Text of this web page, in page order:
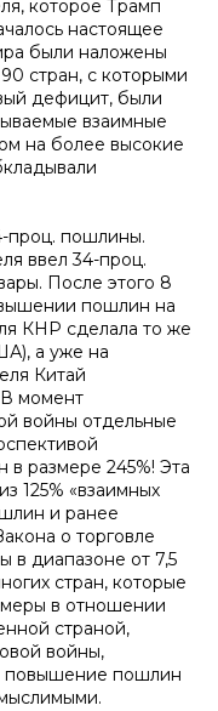
которое Трамп
настоящее
были наложены
стран, с которыми
дефицит, были
взаимные
на более высокие
проц. пошлины.
ввел 34-проц.
После этого 8
пошлин на
КНР сделала то же
а уже на
Китай
В момент
войны отдельные
размере 245%! Эта
125% «взаимных
и ранее
о торговле
в диапазоне от 7,5
стран, которые
меры в отношении
страной,
войны,
повышение пошлин